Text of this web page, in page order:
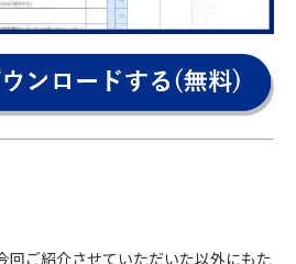
回ご紹介させていただいた以外にもた